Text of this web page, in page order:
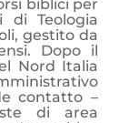
biblici per
di Teologia
gestito da
Dopo il
Nord Italia
contatto –
di area